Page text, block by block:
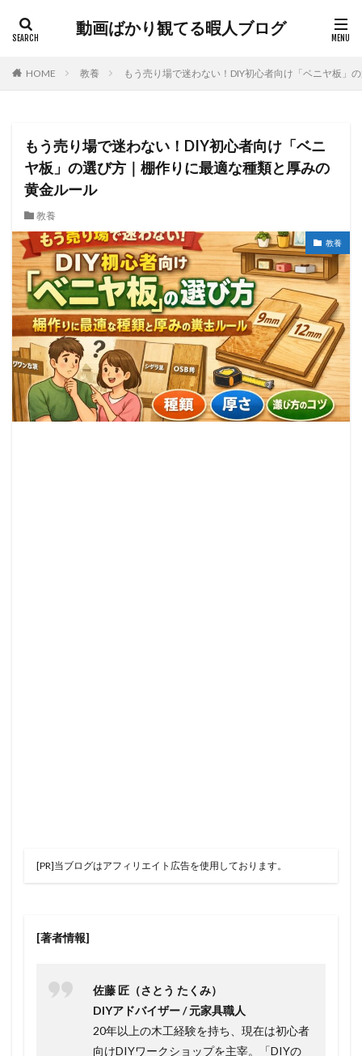
動画ばかり観てる暇人ブログ
HOME 教養 もう売り場で迷わない！DIY初心者向け「ベニヤ板」
もう売り場で迷わない！DIY初心者向け「ベニ
ヤ板」の選び方｜棚作りに最適な種類と厚みの
黄金ルール
教養
教養
[PR]当ブログはアフィリエイト広告を使用しております。
[著者情報]
佐藤 匠（さとう たくみ）
DIYアドバイザー / 元家具職人
20年以上の木工経験を持ち、現在は初心者
向けDIYワークショップを主宰。「DIYの